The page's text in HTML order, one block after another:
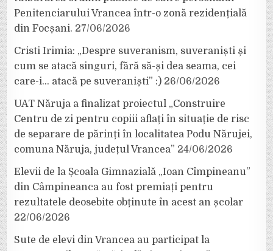
Penitenciarului Vrancea într-o zonă rezidențială
din Focșani. 27/06/2026
Cristi Irimia: „Despre suveranism, suveraniști și
cum se atacă singuri, fără să-și dea seama, cei
care-i… atacă pe suveraniști” :) 26/06/2026
UAT Năruja a finalizat proiectul „Construire
Centru de zi pentru copiii aflați în situație de risc
de separare de părinți în localitatea Podu Nărujei,
comuna Năruja, județul Vrancea” 24/06/2026
Elevii de la Școala Gimnazială „Ioan Cîmpineanu”
din Câmpineanca au fost premiați pentru
rezultatele deosebite obținute în acest an școlar
22/06/2026
Sute de elevi din Vrancea au participat la